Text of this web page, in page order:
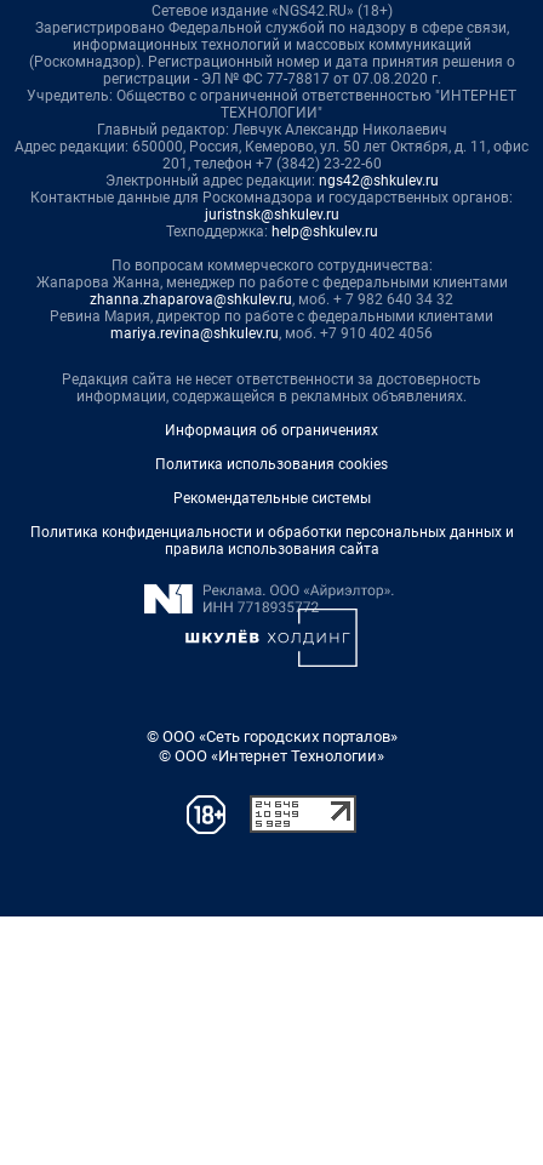
Сетевое издание «NGS42.RU» (18+)
Зарегистрировано Федеральной службой по надзору в сфере связи,
информационных технологий и массовых коммуникаций
(Роскомнадзор). Регистрационный номер и дата принятия решения о
регистрации - ЭЛ № ФС 77-78817 от 07.08.2020 г.
Учредитель: Общество с ограниченной ответственностью "ИНТЕРНЕТ
ТЕХНОЛОГИИ"
Главный редактор: Левчук Александр Николаевич
Адрес редакции: 650000, Россия, Кемерово, ул. 50 лет Октября, д. 11, офис
201, телефон +7 (3842) 23-22-60
Электронный адрес редакции: ngs42@shkulev.ru
Контактные данные для Роскомнадзора и государственных органов:
juristnsk@shkulev.ru
Техподдержка: help@shkulev.ru
По вопросам коммерческого сотрудничества:
Жапарова Жанна, менеджер по работе с федеральными клиентами
zhanna.zhaparova@shkulev.ru, моб. + 7 982 640 34 32
Ревина Мария, директор по работе с федеральными клиентами
mariya.revina@shkulev.ru, моб. +7 910 402 4056
Редакция сайта не несет ответственности за достоверность
информации, содержащейся в рекламных объявлениях.
Информация об ограничениях
Политика использования cookies
Рекомендательные системы
Политика конфиденциальности и обработки персональных данных и
правила использования сайта
© ООО «Сеть городских порталов»
© ООО «Интернет Технологии»